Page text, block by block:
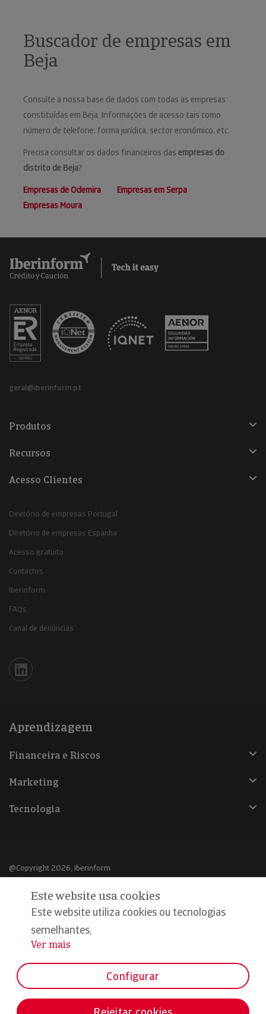
Buscador de empresas em
Beja
Consulte a nossa base de dados com todas as empresas
constituídas em Beja. Informações de acesso tais como
número de telefone, forma jurídica, sector económico, etc.
Precisa consultar os dados financeiros das empresas do
distrito de Beja?
Empresas de Odemira
Empresas em Serpa
Empresas Moura
geral@iberinform.pt
Produtos
Recursos
Acesso Clientes
Diretório de empresas Portugal
Diretório de empresas Espanha
Acesso gratuito
Contactos
Iberinform
FAQs
Canal de denúncias
Iberinform en Linkedin
Aprendizagem
Financeira e Riscos
Marketing
Tecnologia
@Copyright 2026, Iberinform
Aviso legal
Política de cookies
Declaração de privacidade
Este website usa cookies
Este website utiliza cookies ou tecnologias
semelhantes,
...
Ver mais
Configurar